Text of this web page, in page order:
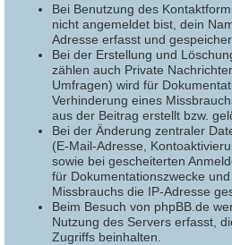
Bei Benutzung des
nicht angemeldet bist, dein
Adresse erfasst und
Bei der Erstellung und
zählen auch Private
Umfragen) wird für
Verhinderung eines
aus der Beitrag erstellt bzw.
Bei der Änderung zentraler
(E-Mail-Adresse,
sowie bei gescheiterten
für Dokumentationszwecke
Missbrauchs die IP-Adresse
Beim Besuch von phpBB.de
Nutzung des Servers erfasst,
Zugriffs beinhalten.